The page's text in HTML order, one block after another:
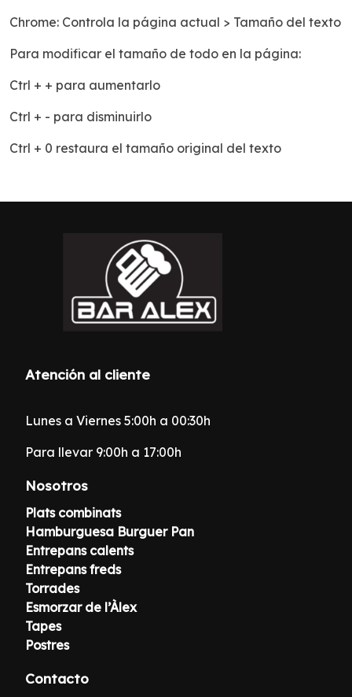
Chrome: Controla la página actual > Tamaño del texto
Para modificar el tamaño de todo en la página:
Ctrl + + para aumentarlo
Ctrl + - para disminuirlo
Ctrl + 0 restaura el tamaño original del texto
Atención al cliente
Lunes a Viernes 5:00h a 00:30h
Para llevar 9:00h a 17:00h
Nosotros
Plats combinats
Hamburguesa Burguer Pan
Entrepans calents
Entrepans freds
Torrades
Esmorzar de l’Àlex
Tapes
Postres
Contacto